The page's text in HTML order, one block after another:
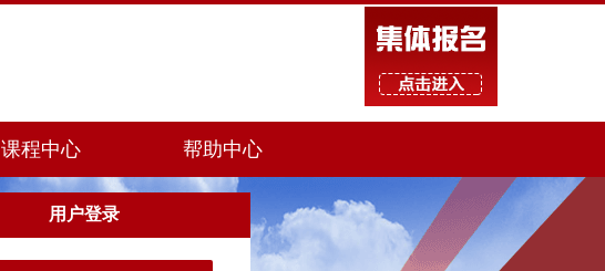
课程中心 帮助中心
用户登录